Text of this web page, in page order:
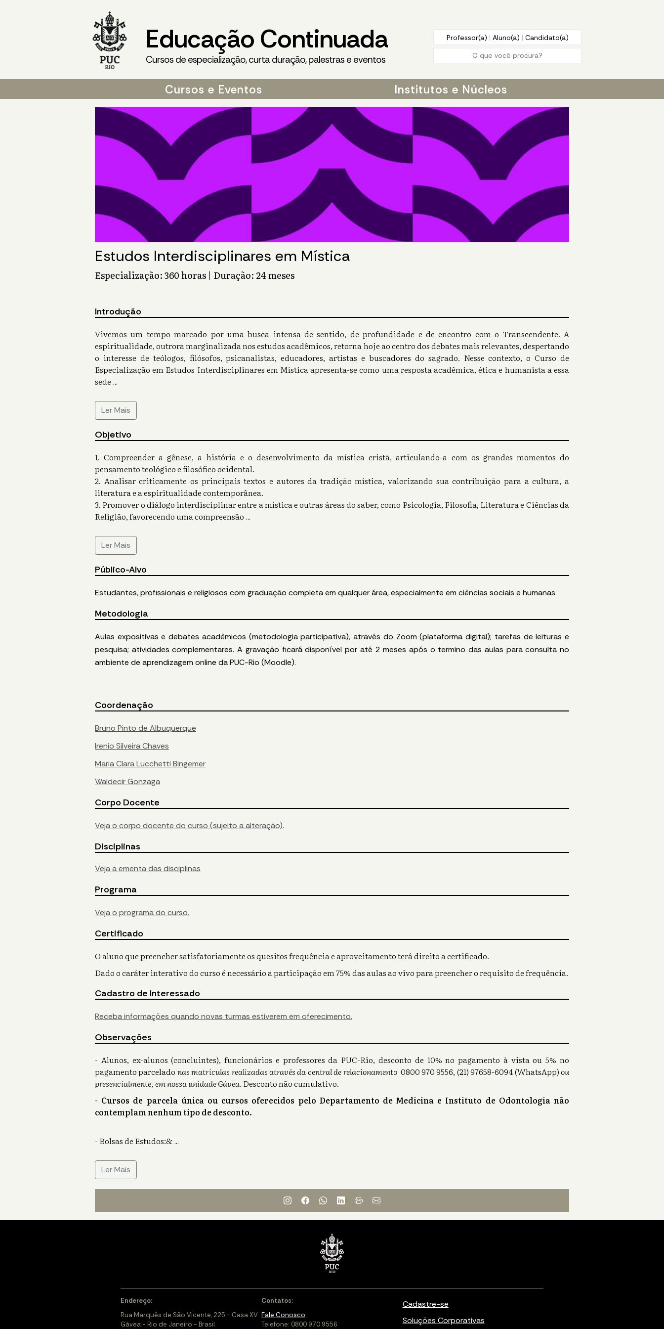
Educação Continuada
Cursos de especialização, curta duração, palestras e eventos
Professor(a) | Aluno(a) | Candidato(a)
Cursos e Eventos Institutos e Núcleos
Estudos Interdisciplinares em Mística
Especialização: 360 horas | Duração: 24 meses
Introdução
Vivemos um tempo marcado por uma busca intensa de sentido, de profundidade e de encontro com o Transcendente. A
espiritualidade, outrora marginalizada nos estudos acadêmicos, retorna hoje ao centro dos debates mais relevantes, despertando
o interesse de teólogos, filósofos, psicanalistas, educadores, artistas e buscadores do sagrado. Nesse contexto, o Curso de
Especialização em Estudos Interdisciplinares em Mística apresenta-se como uma resposta acadêmica, ética e humanista a essa
sede ...
Ler Mais
Objetivo
1. Compreender a gênese, a história e o desenvolvimento da mística cristã, articulando-a com os grandes momentos do
pensamento teológico e filosófico ocidental.
2. Analisar criticamente os principais textos e autores da tradição mística, valorizando sua contribuição para a cultura, a
literatura e a espiritualidade contemporânea.
3. Promover o diálogo interdisciplinar entre a mística e outras áreas do saber, como Psicologia, Filosofia, Literatura e Ciências da
Religião, favorecendo uma compreensão ...
Ler Mais
Público-Alvo
Estudantes, profissionais e religiosos com graduação completa em qualquer área, especialmente em ciências sociais e humanas.
Metodologia
Aulas expositivas e debates acadêmicos (metodologia participativa), através do Zoom (plataforma digital); tarefas de leituras e
pesquisa; atividades complementares.A gravação ficará disponível por até 2 meses após o termino das aulas para consulta no
ambiente de aprendizagem online da PUC-Rio (Moodle).
Coordenação
Bruno Pinto de Albuquerque
Irenio Silveira Chaves
Maria Clara Lucchetti Bingemer
Waldecir Gonzaga
Corpo Docente
Veja o corpo docente do curso (sujeito a alteração).
Disciplinas
Veja a ementa das disciplinas
Programa
Veja o programa do curso.
Certificado
O aluno que preencher satisfatoriamente os quesitos frequência e aproveitamento terá direito a certificado.
Dado o caráter interativo do curso é necessário a participação em 75% das aulas ao vivo para preencher o requisito de frequência.
Cadastro de Interessado
Receba informações quando novas turmas estiverem em oferecimento.
Observações
- Alunos, ex-alunos (concluintes), funcionários e professores da PUC-Rio, desconto de 10% no pagamento à vista ou 5% no
pagamento parcelado nas matriculas realizadas através da central de relacionamento0800 970 9556, (21) 97658-6094 (WhatsApp)ou
presencialmente, em nossa unidade Gávea.Desconto não cumulativo.
- Cursos de parcela única ou cursos oferecidos pelo Departamento de Medicina e Instituto de Odontologia não
contemplam nenhum tipo de desconto.
- Bolsas de Estudos:&...
Ler Mais
Endereço:
Rua Marquês de São Vicente, 225 - Casa XV
Gávea - Rio de Janeiro - Brasil
Contatos:
Fale Conosco
Telefone: 0800 970 9556
Cadastre-se
Soluções Corporativas